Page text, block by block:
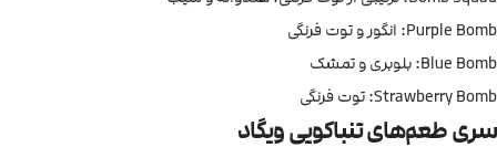
Purple Bomb: انگور و توت فرنگی
Blue Bomb: بلوبری و تمشک
Strawberry Bomb: توت فرنگی
سری طعم‌های تنباکویی ویگاد